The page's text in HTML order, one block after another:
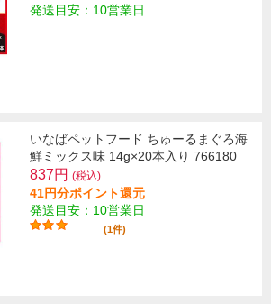
発送目安：10営業日
いなばペットフード ちゅーるまぐろ海
鮮ミックス味 14g×20本入り 766180
837円 (税込)
41円分ポイント還元
発送目安：10営業日
(1件)